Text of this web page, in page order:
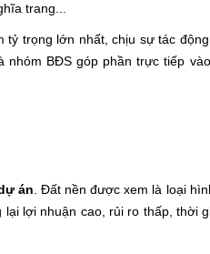
trang...
trọng lớn nhất, chịu sự tác
BĐS góp phần trực tiếp
án . Đất nền được xem là loại
lợi nhuận cao, rủi ro thấp, thời